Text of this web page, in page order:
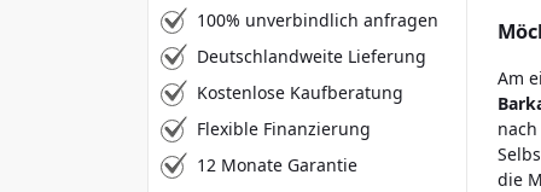
100% unverbindlich anfragen
Deutschlandweite Lieferung
Kostenlose Kaufberatung
Flexible Finanzierung
12 Monate Garantie
Am
die